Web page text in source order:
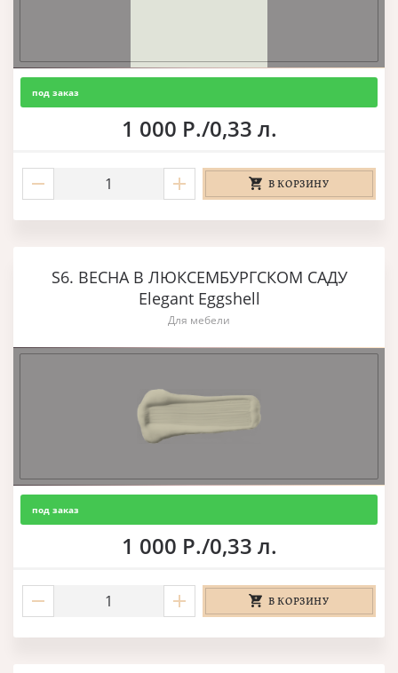
под заказ
1 000 Р./0,33 л.
В КОРЗИНУ
S6. ВЕСНА В ЛЮКСЕМБУРГСКОМ САДУ
Elegant Eggshell
Для мебели
под заказ
1 000 Р./0,33 л.
В КОРЗИНУ